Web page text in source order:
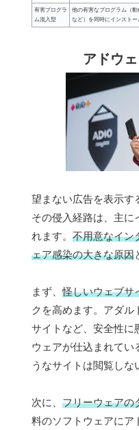
有害プログラ
ム混入型
他の有害なプログラム（
など）を同時にインストー
アドウ
望まない広告を表示す
その侵入経路は、主に
れます。 不用意なイン
ェア感染の大きな原因
まず、怪しいウェブサ
クを高めます。アダル
サイトなど、安全性に
ウェアが仕込まれてい
うなサイトは閲覧しな
次に、 フリーウェアの
料のソフトウェアにア